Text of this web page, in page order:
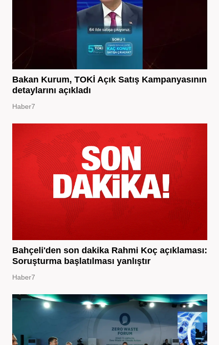
Bakan Kurum, TOKİ Açık Satış Kampanyasının
detaylarını açıkladı
Haber7
Bahçeli'den son dakika Rahmi Koç açıklaması:
Soruşturma başlatılması yanlıştır
Haber7